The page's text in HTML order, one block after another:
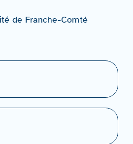
de Franche-Comté